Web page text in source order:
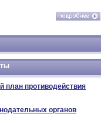
план противодействия
органов